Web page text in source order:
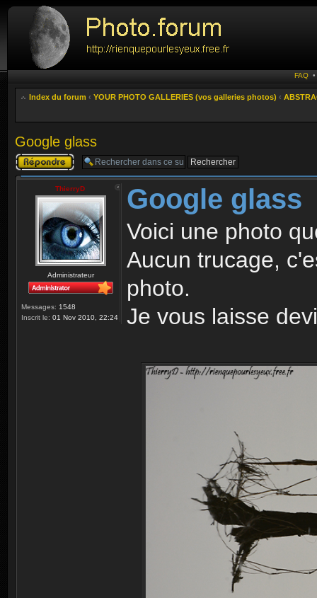
FAQ
Index du forum ‹ YOUR PHOTO GALLERIES (vos galleries photos) ‹
Google glass
Publier une
réponse
ThierryD
Administrateur
Messages: 1548
Inscrit le: 01 Nov 2010, 22:24
Google glass
Voici une photo
Aucun trucage,
photo.
Je vous laisse